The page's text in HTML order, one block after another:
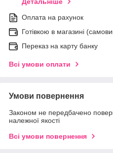
Оплата на рахунок
Готівкою в магазині
Переказ на карту банку
Всі умови оплати
Умови повернення
Законом не передбачено
належної якості
Всі умови повернення